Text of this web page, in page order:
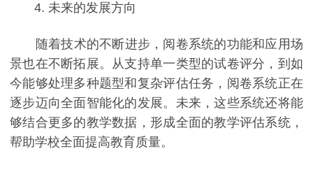
4. 未来的发展方向
随着技术的不断进步，阅卷系统的功能和应用场
景也在不断拓展。从支持单一类型的试卷评分，到如
今能够处理多种题型和复杂评估任务，阅卷系统正在
逐步迈向全面智能化的发展。未来，这些系统还将能
够结合更多的教学数据，形成全面的教学评估系统，
帮助学校全面提高教育质量。